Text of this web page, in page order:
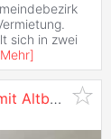
sich in zwei
Mehr]
Individuell gestaltbares Gewerbeobjekt mit Altbauflair im Herzen von